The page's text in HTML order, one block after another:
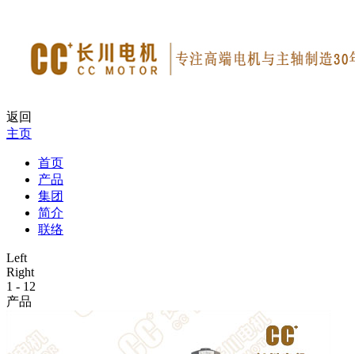
返回
主页
首页
产品
集团
简介
联络
Left
Right
1 - 12
产品